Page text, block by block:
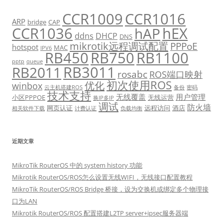
ARP bridge CAP CCR1009CCR1016
CCR1036 ddns DHCP DNS hAPhEX
hotspot IPV6 MAC mikrotik远程调试配置 PPPoE
pptp queue RB450RB750RB1100
RB2011 RB3011rosabc ROS端口映射
winbox 云主机搭建ROS 优化初次使用ROS 备份 密码
小区PPPOE 技术支持 换IP多IP 无线覆盖 无线运营 用户管理
相关软件下载 网页认证 计费认证 调试 负载均衡 远程访问 酒店 防火墙
近期文章
MikroTik RouterOS 中的 system history 功能
Mikrotik RouterOS/ROS怎么设置无线WIFI，无线接口配置教程
MikroTik RouterOS/ROS Bridge 桥接，设为交换机或绑定多个物理接
口为LAN
Mikrotik RouterOS/ROS 配置搭建L2TP server+ipsec服务器端